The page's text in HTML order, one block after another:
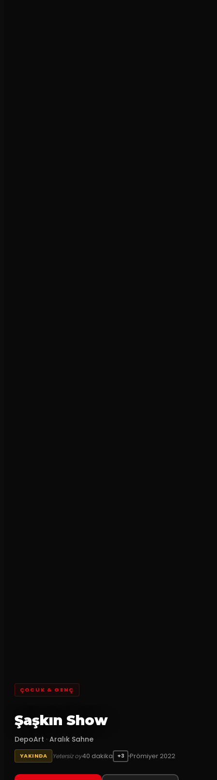
ÇOCUK & GENÇ
Şaşkın Show
DepoArt · Aralık Sahne
YAKINDA Yetersiz oy40 dakika +3 Prömiyer 2022